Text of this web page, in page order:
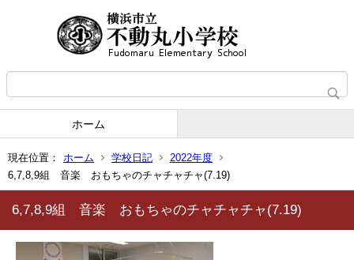
ホーム
現在位置： ホーム 学校日記
2022年度
6,7,8,9組 音楽 おもちゃのチャチャチャ(7.19)
6,7,8,9組 音楽 おもちゃのチャチャチャ(7.19)